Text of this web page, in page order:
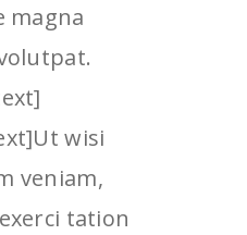
magna
wisi
veniam,
tation